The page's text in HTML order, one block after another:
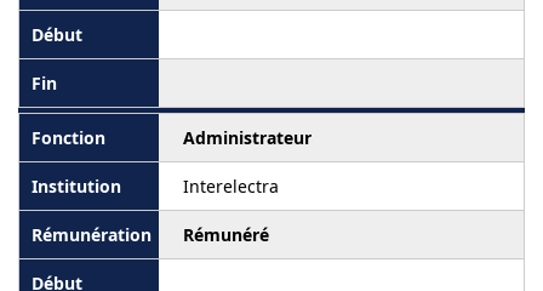
Administrateur
Interelectra
Rémunéré